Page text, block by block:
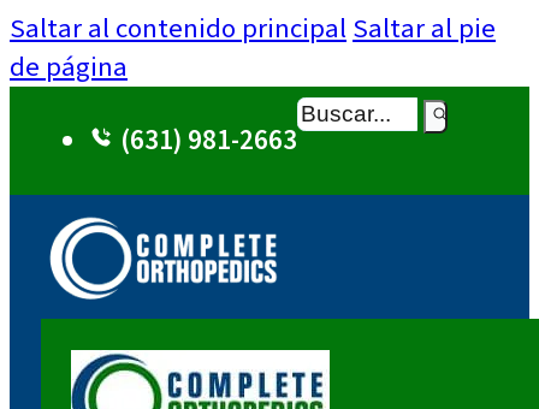
Saltar al contenido principal Saltar al pie
de página
(631) 981-2663
Buscar